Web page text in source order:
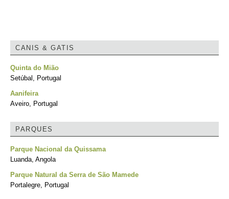
CANIS & GATIS
Quinta do Mião
Setúbal, Portugal
Aanifeira
Aveiro, Portugal
PARQUES
Parque Nacional da Quissama
Luanda, Angola
Parque Natural da Serra de São Mamede
Portalegre, Portugal